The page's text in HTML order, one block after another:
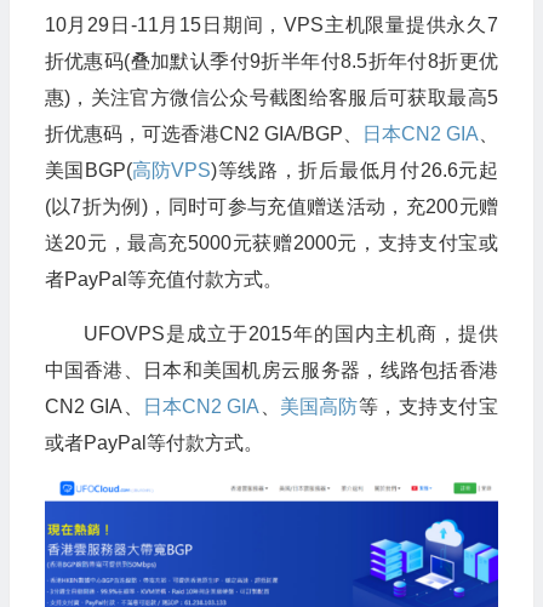
10月29日-11月15日期间，VPS主机限量提供永久7
折优惠码(叠加默认季付9折半年付8.5折年付8折更优
惠)，关注官方微信公众号截图给客服后可获取最高5
折优惠码，可选香港CN2 GIA/BGP、
日本CN2 GIA
美国BGP(高防VPS)等线路，折后最低月付26.6元起
(以7折为例)，同时可参与充值赠送活动，充200元赠
送20元，最高充5000元获赠2000元，支持支付宝或
者PayPal等充值付款方式。
UFOVPS是成立于2015年的国内主机商，提供
中国香港、日本和美国机房云服务器，线路包括香港
CN2 GIA、
日本CN2 GIA 美国高防等，支持支付宝
或者PayPal等付款方式。